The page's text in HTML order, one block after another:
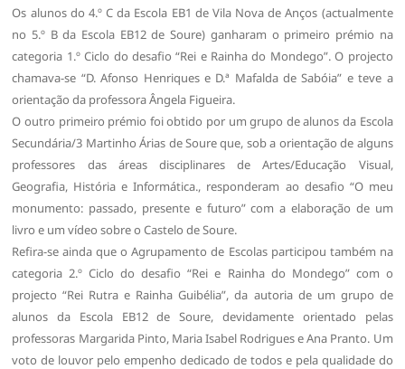
Os alunos do 4.º C da Escola EB1 de Vila Nova de Anços (actualmente
no 5.º B da Escola EB12 de Soure) ganharam o primeiro prémio na
categoria 1.º Ciclo do desafio “Rei e Rainha do Mondego”. O projecto
chamava-se “D. Afonso Henriques e D.ª Mafalda de Sabóia” e teve a
orientação da professora Ângela Figueira.
O outro primeiro prémio foi obtido por um grupo de alunos da Escola
Secundária/3 Martinho Árias de Soure que, sob a orientação de alguns
professores das áreas disciplinares de Artes/Educação Visual,
Geografia, História e Informática., responderam ao desafio “O meu
monumento: passado, presente e futuro” com a elaboração de um
livro e um vídeo sobre o Castelo de Soure.
Refira-se ainda que o Agrupamento de Escolas participou também na
categoria 2.º Ciclo do desafio “Rei e Rainha do Mondego” com o
projecto “Rei Rutra e Rainha Guibélia”, da autoria de um grupo de
alunos da Escola EB12 de Soure, devidamente orientado pelas
professoras Margarida Pinto, Maria Isabel Rodrigues e Ana Pranto. Um
voto de louvor pelo empenho dedicado de todos e pela qualidade do